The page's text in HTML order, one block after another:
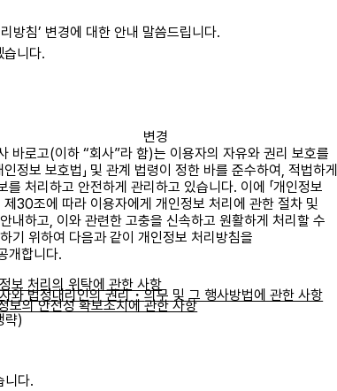
방침’ 변경에 대한 안내 말씀드립니다.
습니다.
변경
바로고(이하 “회사”라 함)는 이용자의 자유와 권리 보호를
인정보 보호법」 및 관계 법령이 정한 바를 준수하여 ,적법하게
를 처리하고 안전하게 관리하고 있습니다. 이에 「개인정보
제30조에 따라 이용자에게 개인정보 처리에 관한 절차 및
내하고, 이와 관련한 고충을 신속하고 원활하게 처리할 수
기 위하여 다음과 같이 개인정보 처리방침을
개합니다.
보 처리의 위탁에 관한 사항
와 법정대리인의 권리・의무 및 그 행사방법에 관한 사항
보의 안전성 확보조치에 관한 사항
략)
니다.